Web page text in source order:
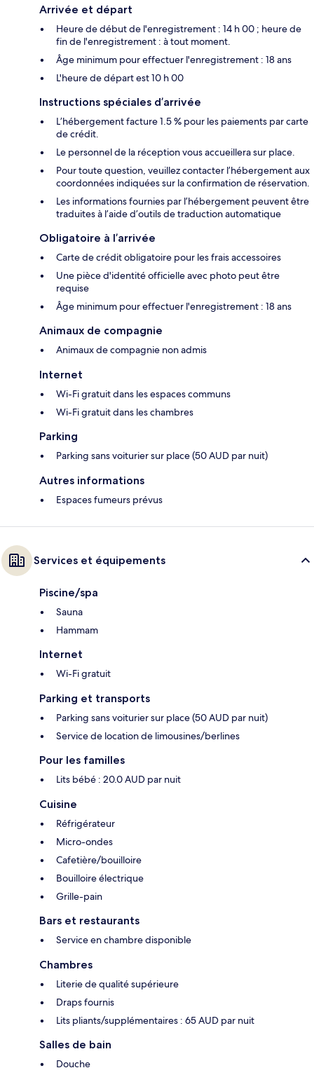
Arrivée et départ
Heure de début de l'enregistrement : 14 h 00 ; heure de
fin de l'enregistrement : à tout moment.
Âge minimum pour effectuer l'enregistrement : 18 ans
L'heure de départ est 10 h 00
Instructions spéciales d’arrivée
L’hébergement facture 1.5 % pour les paiements par carte
de crédit.
Le personnel de la réception vous accueillera sur place.
Pour toute question, veuillez contacter l’hébergement aux
coordonnées indiquées sur la confirmation de réservation.
Les informations fournies par l’hébergement peuvent être
traduites à l’aide d’outils de traduction automatique
Obligatoire à l’arrivée
Carte de crédit obligatoire pour les frais accessoires
Une pièce d'identité officielle avec photo peut être
requise
Âge minimum pour effectuer l'enregistrement : 18 ans
Animaux de compagnie
Animaux de compagnie non admis
Internet
Wi-Fi gratuit dans les espaces communs
Wi-Fi gratuit dans les chambres
Parking
Parking sans voiturier sur place (50 AUD par nuit)
Autres informations
Espaces fumeurs prévus
Services et équipements
Piscine/spa
Sauna
Hammam
Internet
Wi-Fi gratuit
Parking et transports
Parking sans voiturier sur place (50 AUD par nuit)
Service de location de limousines/berlines
Pour les familles
Lits bébé : 20.0 AUD par nuit
Cuisine
Réfrigérateur
Micro-ondes
Cafetière/bouilloire
Bouilloire électrique
Grille-pain
Bars et restaurants
Service en chambre disponible
Chambres
Literie de qualité supérieure
Draps fournis
Lits pliants/supplémentaires : 65 AUD par nuit
Salles de bain
Douche